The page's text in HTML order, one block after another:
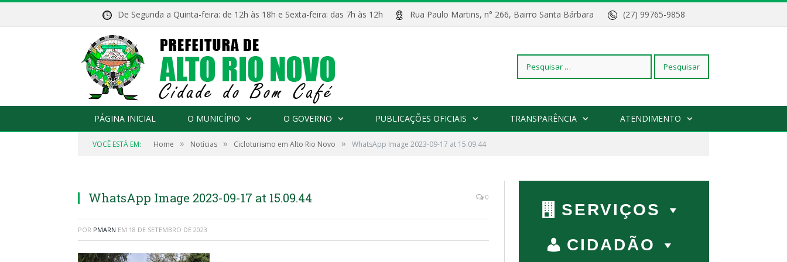
De Segunda a Quinta-feira: de 12h às 18h e Sexta-feira: das 7h às 12h Rua Paulo Martins, n° 266, Bairro Santa Bárbara (27) 99765-9858
Pesquisar
PÁGINA INICIAL O MUNICÍPIO O GOVERNO PUBLICAÇÕES OFICIAIS TRANSPARÊNCIA ATENDIMENTO
VOCÊ ESTÁ EM: Home » Notícias » Cicloturismo em Alto Rio Novo » WhatsApp Image 2023-09-17 at 15.09.44
WhatsApp Image 2023-09-17 at 15.09.44 0
POR PMARN EM 18 DE SETEMBRO DE 2023
SERVIÇOS
CIDADÃO